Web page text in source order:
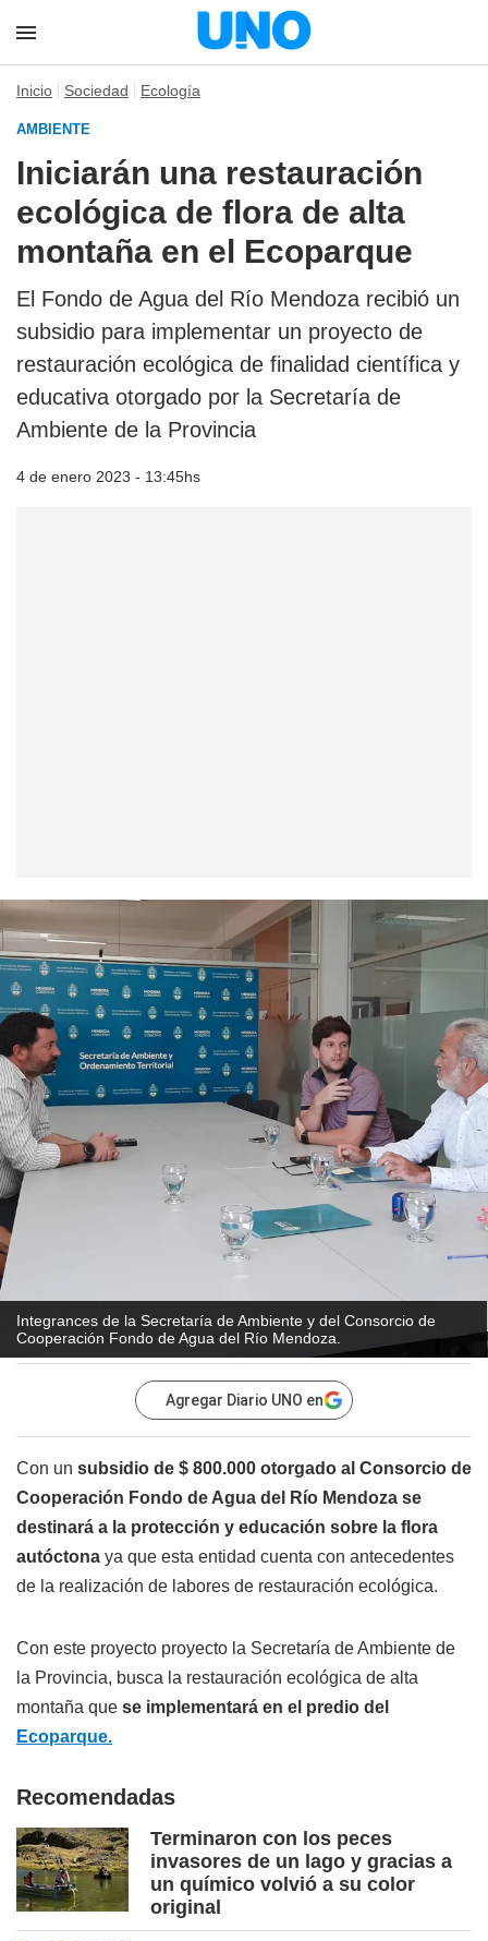
Inicio Sociedad Ecología
AMBIENTE
Iniciarán una restauración
ecológica de flora de alta
montaña en el Ecoparque
El Fondo de Agua del Río Mendoza recibió un
subsidio para implementar un proyecto de
restauración ecológica de finalidad científica y
educativa otorgado por la Secretaría de
Ambiente de la Provincia
4 de enero 2023 - 13:45hs
Integrances de la Secretaría de Ambiente y del Consorcio de
Cooperación Fondo de Agua del Río Mendoza.
Agregar Diario UNO en
Con un subsidio de $ 800.000 otorgado al Consorcio de
Cooperación Fondo de Agua del Río Mendoza se
destinará a la protección y educación sobre la flora
autóctona ya que esta entidad cuenta con antecedentes
de la realización de labores de restauración ecológica.
Con este proyecto proyecto la Secretaría de Ambiente de
la Provincia, busca la restauración ecológica de alta
montaña que se implementará en el predio del
Ecoparque.
Recomendadas
Terminaron con los peces
invasores de un lago y gracias a
un químico volvió a su color
original